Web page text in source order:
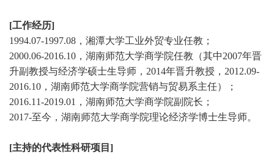
[工作经历]
1994.07-1997.08，湘潭大学工业外贸专业任教；
2000.06-2016.10，湖南师范大学商学院任教（其中2007年晋
升副教授与经济学硕士生导师，2014年晋升教授，2012.09-
2016.10，湖南师范大学商学院营销与贸易系主任）；
2016.11-2019.01，湖南师范大学商学院副院长；
2017-至今，湖南师范大学商学院理论经济学博士生导师。
[主持的代表性科研项目]